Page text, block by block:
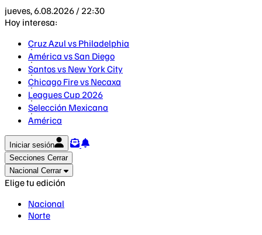
jueves, 6.08.2026 / 22:30
Hoy interesa:
Cruz Azul vs Philadelphia
América vs San Diego
Santos vs New York City
Chicago Fire vs Necaxa
Leagues Cup 2026
Selección Mexicana
América
Iniciar sesión
Secciones Cerrar
Nacional Cerrar
Elige tu edición
Nacional
Norte